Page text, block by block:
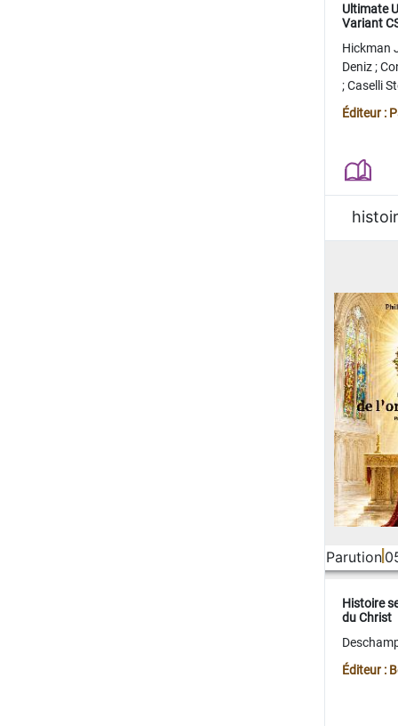
Ultimate
Variant
Hickman
Deniz;
;Caselli
Juan
Éditeur :
Parution
Histoire
du Christ
Éditeur :